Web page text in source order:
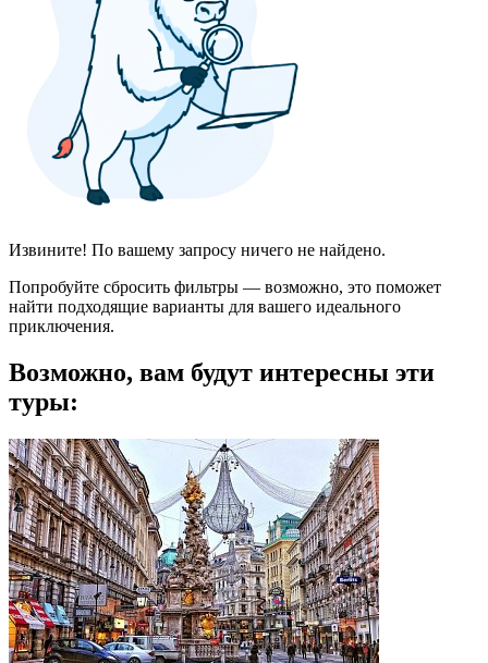
Извините! По вашему запросу ничего не найдено.
Попробуйте сбросить фильтры — возможно, это поможет
найти подходящие варианты для вашего идеального
приключения.
Возможно, вам будут интересны эти
туры: